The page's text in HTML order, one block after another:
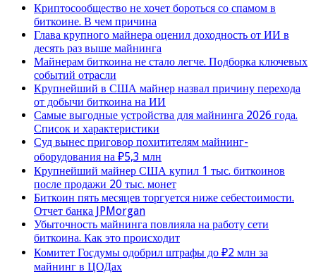
Криптосообщество не хочет бороться со спамом в
биткоине. В чем причина
Глава крупного майнера оценил доходность от ИИ в
десять раз выше майнинга
Майнерам биткоина не стало легче. Подборка ключевых
событий отрасли
Крупнейший в США майнер назвал причину перехода
от добычи биткоина на ИИ
Самые выгодные устройства для майнинга 2026 года.
Список и характеристики
Суд вынес приговор похитителям майнинг-
оборудования на ₽5,3 млн
Крупнейший майнер США купил 1 тыс. биткоинов
после продажи 20 тыс. монет
Биткоин пять месяцев торгуется ниже себестоимости.
Отчет банка JPMorgan
Убыточность майнинга повлияла на работу сети
биткоина. Как это происходит
Комитет Госдумы одобрил штрафы до ₽2 млн за
майнинг в ЦОДах